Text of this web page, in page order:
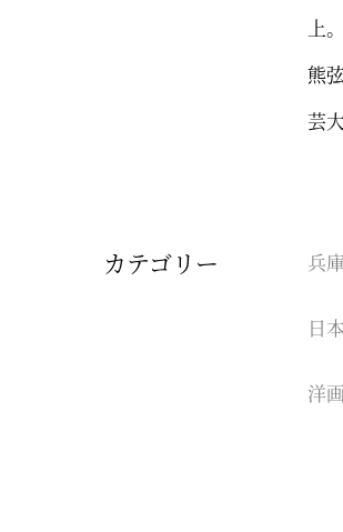
上
熊
芸
カテゴリー 兵
日
洋画